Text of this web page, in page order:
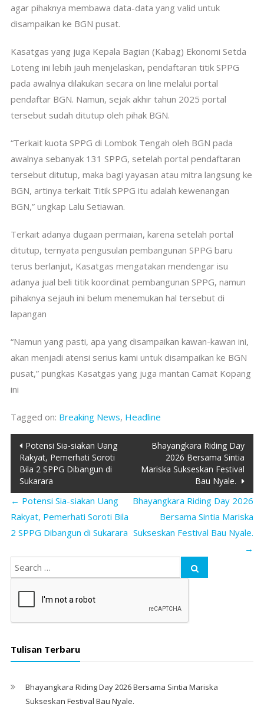
agar pihaknya membawa data-data yang valid untuk
disampaikan ke BGN pusat.
Kasatgas yang juga Kepala Bagian (Kabag) Ekonomi Setda
Loteng ini lebih jauh menjelaskan, pendaftaran titik SPPG
pada awalnya dilakukan secara on line melalui portal
pendaftar BGN. Namun, sejak akhir tahun 2025 portal
tersebut sudah ditutup oleh pihak BGN.
“Terkait kuota SPPG di Lombok Tengah oleh BGN pada
awalnya sebanyak 131 SPPG, setelah portal pendaftaran
tersebut ditutup, maka bagi yayasan atau mitra langsung ke
BGN, artinya terkait Titik SPPG itu adalah kewenangan
BGN,” ungkap Lalu Setiawan.
Terkait adanya dugaan permaian, karena setelah portal
ditutup, ternyata pengusulan pembangunan SPPG baru
terus berlanjut, Kasatgas mengatakan mendengar isu
adanya jual beli titik koordinat pembangunan SPPG, namun
pihaknya sejauh ini belum menemukan hal tersebut di
lapangan
“Namun yang pasti, apa yang disampaikan kawan-kawan ini,
akan menjadi atensi serius kami untuk disampaikan ke BGN
pusat,” pungkas Kasatgas yang juga mantan Camat Kopang
ini
Tagged on: Breaking News, Headline
Post
navigation
Potensi Sia-siakan Uang
Rakyat, Pemerhati Soroti
Bila 2 SPPG Dibangun di
Sukarara
Bhayangkara Riding Day
2026 Bersama Sintia
Mariska Sukseskan Festival
Bau Nyale. ‎
← Potensi Sia-siakan Uang
Rakyat, Pemerhati Soroti Bila
2 SPPG Dibangun di Sukarara
Bhayangkara Riding Day 2026
Bersama Sintia Mariska
Sukseskan Festival Bau Nyale.
→
Tulisan Terbaru
Bhayangkara Riding Day 2026 Bersama Sintia Mariska
Sukseskan Festival Bau Nyale. ‎